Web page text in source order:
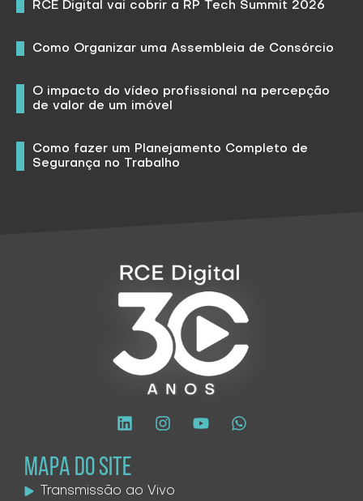
RCE Digital vai cobrir a RP Tech Summit 2026
Como Organizar uma Assembleia de Consórcio
O impacto do vídeo profissional na percepção
de valor de um imóvel
Como fazer um Planejamento Completo de
Segurança no Trabalho
MAPA DO SITE
Transmissão ao Vivo